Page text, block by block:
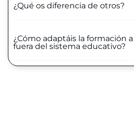
¿Qué os diferencia de otros?
¿Cómo adaptáis la formación
fuera del sistema educativo?